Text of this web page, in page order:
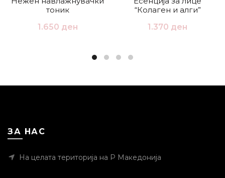
тоник
1.650 ден
“Колаген и алги”
1.370 ден
ЗА НАС
На целата територија на Р Македонија